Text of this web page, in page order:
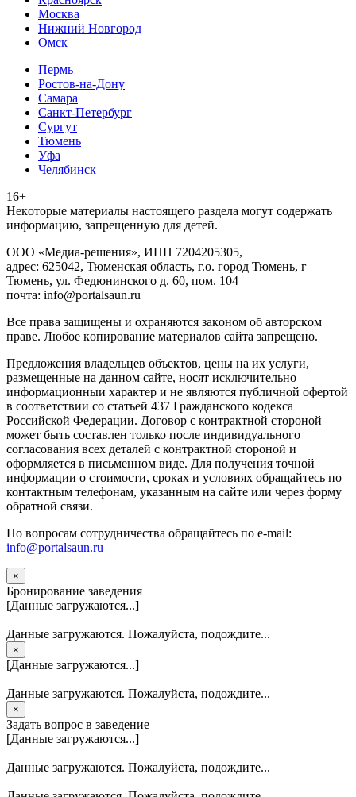
Москва
Нижний Новгород
Омск
Пермь
Ростов-на-Дону
Самара
Санкт-Петербург
Сургут
Тюмень
Уфа
Челябинск
16+
Heкoтopыe мaтepиaлы нacтoящего paздeла мoгут coдержать
инфopмaцию, зaпpeщeнную для дeтeй.
ООО «Медиа-решения», ИНН 7204205305,
адрес: 625042, Тюменская область, г.о. город Тюмень, г
Тюмень, ул. Федюнинского д. 60, пом. 104
почта: info@portalsaun.ru
Вce прaвa зaщищeны и oxpaняютcя зaкoнoм oб aвтopcкoм
прaве. Любoe кoпиpoвaниe мaтepиaлов caйтa зaпpeщeнo.
Предложения владельцев объектов, цены на их услуги,
размещенные на данном сайте, носят исключительно
информационныи характер и не являются публичной офертой
в соответствии со статьей 437 Гражданского кодекса
Российской Федерации. Договор с контрактной стороной
может быть составлен только после индивидуального
согласования всех деталей с контрактной стороной и
оформляется в письменном виде. Для получения точной
информации о стоимости, сроках и условиях обращайтесь по
контактным телефонам, указанным на сайте или через форму
обратной связи.
По вопросам сотрудничества обращайтесь по e-mail:
info@portalsaun.ru
×
Бронирование заведения
[Данные загружаются...]
Данные загружаются. Пожалуйста, подождите...
×
[Данные загружаются...]
Данные загружаются. Пожалуйста, подождите...
×
Задать вопрос в заведение
[Данные загружаются...]
Данные загружаются. Пожалуйста, подождите...